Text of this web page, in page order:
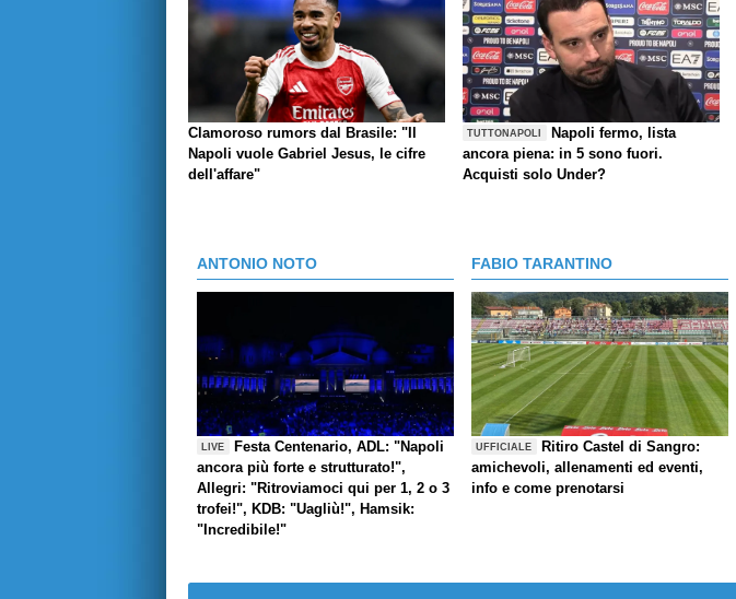
Clamoroso rumors dal Brasile: "Il
Napoli vuole Gabriel Jesus, le cifre
dell'affare"
TUTTONAPOLI
Napoli fermo, lista
ancora piena: in 5 sono fuori.
Acquisti solo Under?
ANTONIO NOTO
LIVE
Festa Centenario, ADL: "Napoli
ancora più forte e strutturato!",
Allegri: "Ritroviamoci qui per 1, 2 o 3
trofei!", KDB: "Uagliù!", Hamsik:
"Incredibile!"
FABIO TARANTINO
UFFICIALE
Ritiro Castel di Sangro:
amichevoli, allenamenti ed eventi,
info e come prenotarsi